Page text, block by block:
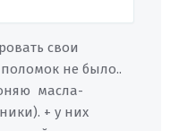
свои
не было..
масла-
+ у них